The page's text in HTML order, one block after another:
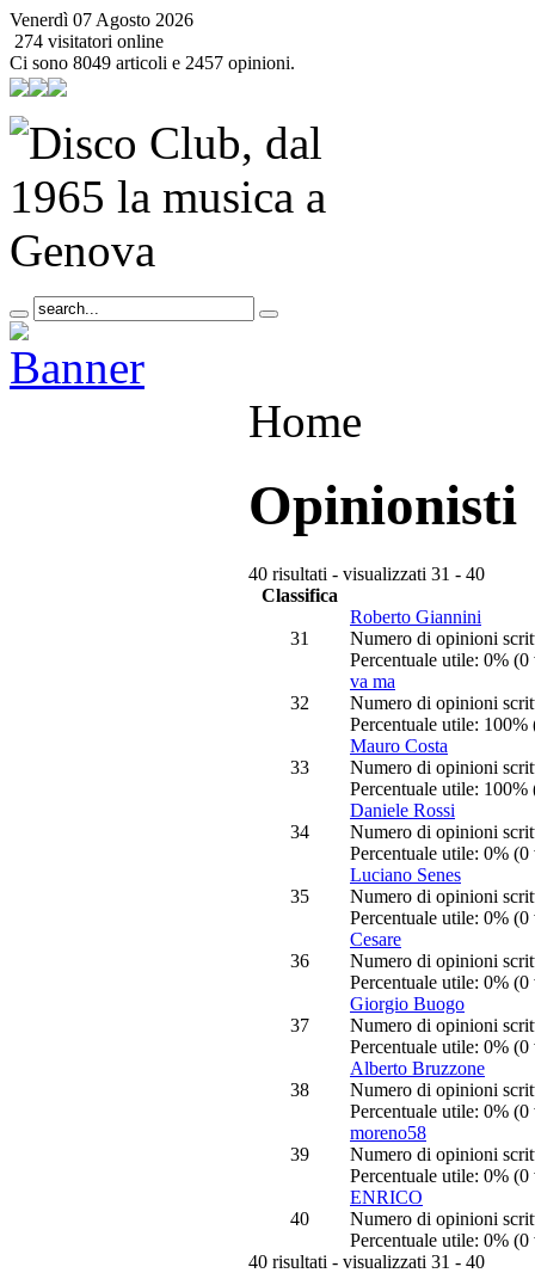
Venerdì 07 Agosto 2026
274 visitatori online
Ci sono 8049 articoli e 2457 opinioni.
Home
Opinionisti
40 risultati - visualizzati 31 - 40
Classifica
31
Roberto Giannini
Numero di opinioni
Percentuale utile: 0%
32
va ma
Numero di opinioni
Percentuale utile:
33
Mauro Costa
Numero di opinioni
Percentuale utile: 100%
34
Daniele Rossi
Numero di opinioni
Percentuale utile: 0%
35
Luciano Senes
Numero di opinioni
Percentuale utile: 0%
36
Cesare
Numero di opinioni
Percentuale utile: 0%
37
Giorgio Buogo
Numero di opinioni
Percentuale utile: 0%
38
Alberto Bruzzone
Numero di opinioni
Percentuale utile: 0%
39
moreno58
Numero di opinioni
Percentuale utile: 0%
40
ENRICO
Numero di opinioni
Percentuale utile: 0%
40 risultati - visualizzati 31 - 40